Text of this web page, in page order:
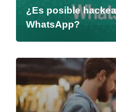
¿Es posible
WhatsApp?